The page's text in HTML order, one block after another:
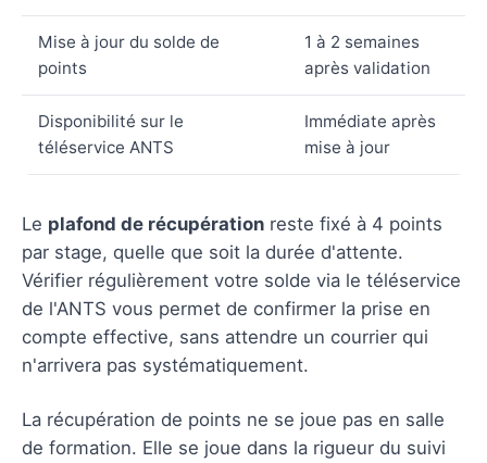
Mise à jour du solde de
points
1 à 2 semaines
après validation
Disponibilité sur le
téléservice ANTS
Immédiate après
mise à jour
Le plafond de récupération reste fixé à 4 points
par stage, quelle que soit la durée d'attente.
Vérifier régulièrement votre solde via le téléservice
de l'ANTS vous permet de confirmer la prise en
compte effective, sans attendre un courrier qui
n'arrivera pas systématiquement.
La récupération de points ne se joue pas en salle
de formation. Elle se joue dans la rigueur du suivi